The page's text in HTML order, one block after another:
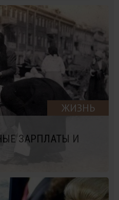
ЖИЗНЬ
ЗАРПЛАТЫ И